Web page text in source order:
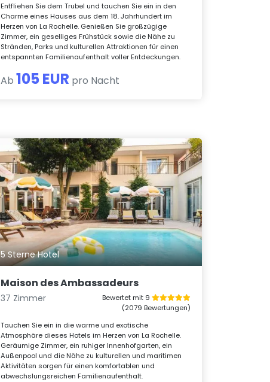
Entfliehen Sie dem Trubel und tauchen Sie ein in den
Charme eines Hauses aus dem 18. Jahrhundert im
Herzen von La Rochelle. Genießen Sie großzügige
Zimmer, ein geselliges Frühstück sowie die Nähe zu
Stränden, Parks und kulturellen Attraktionen für einen
entspannten Familienaufenthalt voller Entdeckungen.
Ab105 EUR pro Nacht
5 Sterne Hotel
Maison des Ambassadeurs
37 Zimmer
Bewertet mit 9
(2079 Bewertungen)
Tauchen Sie ein in die warme und exotische
Atmosphäre dieses Hotels im Herzen von La Rochelle.
Geräumige Zimmer, ein ruhiger Innenhofgarten, ein
Außenpool und die Nähe zu kulturellen und maritimen
Aktivitäten sorgen für einen komfortablen und
abwechslungsreichen Familienaufenthalt.